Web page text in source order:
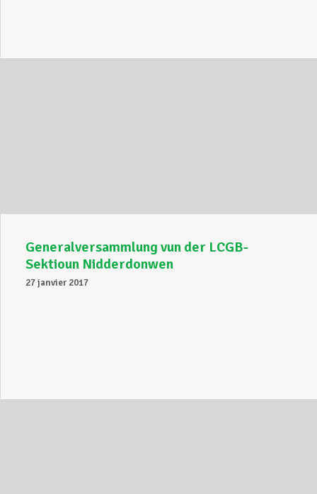
Generalversammlung vun der LCGB-
Sektioun Nidderdonwen
27 janvier 2017